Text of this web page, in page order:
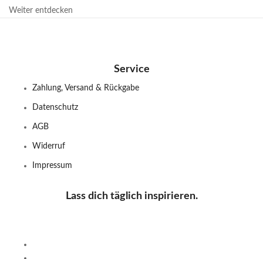
Weiter entdecken
Service
Zahlung, Versand & Rückgabe
Datenschutz
AGB
Widerruf
Impressum
Lass dich täglich inspirieren.